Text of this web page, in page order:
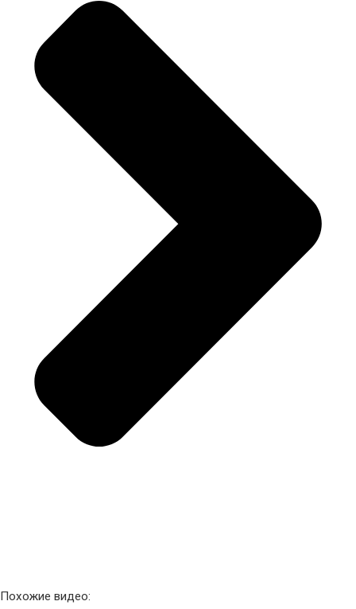
Похожие видео: